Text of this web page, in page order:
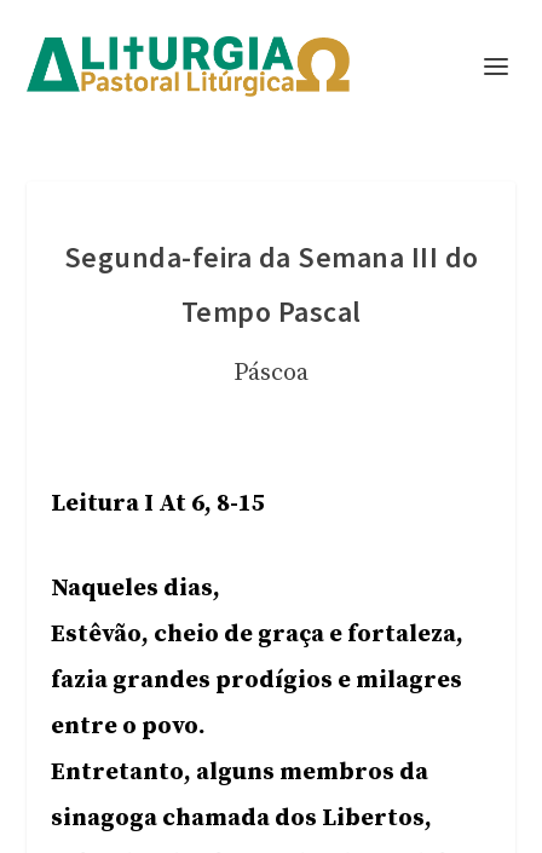
Segunda-feira da Semana III do
Tempo Pascal
Páscoa
Leitura I At 6, 8-15
Naqueles dias,
Estêvão, cheio de graça e fortaleza,
fazia grandes prodígios e milagres
entre o povo.
Entretanto, alguns membros da
sinagoga chamada dos Libertos,